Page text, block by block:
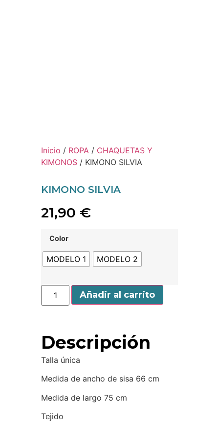
Inicio / ROPA / CHAQUETAS Y
KIMONOS / KIMONO SILVIA
KIMONO SILVIA
21,90 €
Color
MODELO 1 MODELO 2
Añadir al carrito
Descripción
Talla única
Medida de ancho de sisa 66 cm
Medida de largo 75 cm
Tejido